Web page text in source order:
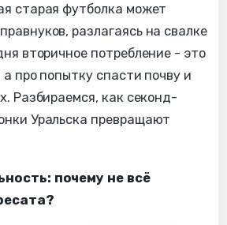
старая футболка может
разлагаясь на свалке
вторичное потребление - это
про попытку спасти почву и
Разбираемся, как секонд-
Уральска превращают
почему не всё